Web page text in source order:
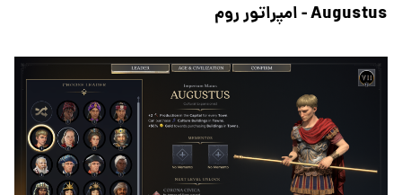
Augustus - امپراتور روم